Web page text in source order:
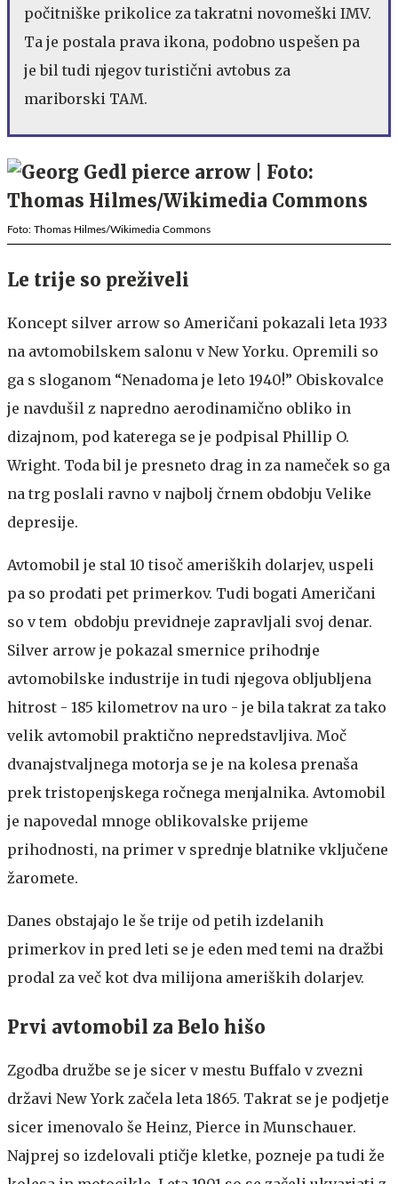
počitniške prikolice za takratni novomeški IMV.
Ta je postala prava ikona, podobno uspešen pa
je bil tudi njegov turistični avtobus za
mariborski TAM.
Foto: Thomas Hilmes/Wikimedia Commons
Le trije so preživeli
Koncept silver arrow so Američani pokazali leta 1933
na avtomobilskem salonu v New Yorku. Opremili so
ga s sloganom “Nenadoma je leto 1940!” Obiskovalce
je navdušil z napredno aerodinamično obliko in
dizajnom, pod katerega se je podpisal Phillip O.
Wright. Toda bil je presneto drag in za nameček so ga
na trg poslali ravno v najbolj črnem obdobju Velike
depresije.
Avtomobil je stal 10 tisoč ameriških dolarjev, uspeli
pa so prodati pet primerkov. Tudi bogati Američani
so v tem obdobju previdneje zapravljali svoj denar.
Silver arrow je pokazal smernice prihodnje
avtomobilske industrije in tudi njegova obljubljena
hitrost - 185 kilometrov na uro - je bila takrat za tako
velik avtomobil praktično nepredstavljiva. Moč
dvanajstvaljnega motorja se je na kolesa prenaša
prek tristopenjskega ročnega menjalnika. Avtomobil
je napovedal mnoge oblikovalske prijeme
prihodnosti, na primer v sprednje blatnike vključene
žaromete.
Danes obstajajo le še trije od petih izdelanih
primerkov in pred leti se je eden med temi na dražbi
prodal za več kot dva milijona ameriških dolarjev.
Prvi avtomobil za Belo hišo
Zgodba družbe se je sicer v mestu Buffalo v zvezni
državi New York začela leta 1865. Takrat se je podjetje
sicer imenovalo še Heinz, Pierce in Munschauer.
Najprej so izdelovali ptičje kletke, pozneje pa tudi že